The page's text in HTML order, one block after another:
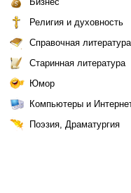
Религия и духовность
Справочная литература
Старинная литература
Юмор
Компьютеры и
Поэзия, Драматургия